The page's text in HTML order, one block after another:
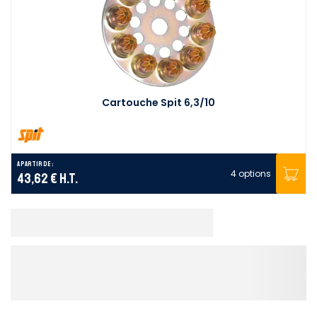
Cartouche Spit 6,3/10
A partir de :
43,62 € H.T. 4 options